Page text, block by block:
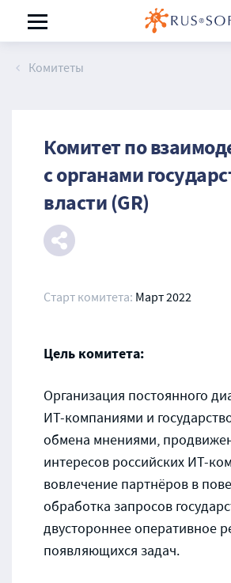
Комитеты
Комитет по
с органами
власти (GR)
Старт комитета: Март 2022
Цель комитета:
Организация постоянного
ИТ-компаниями и
обмена мнениями,
интересов российских ИТ-
вовлечение партнёров в
обработка запросов
двустороннее оперативное
появляющихся задач.